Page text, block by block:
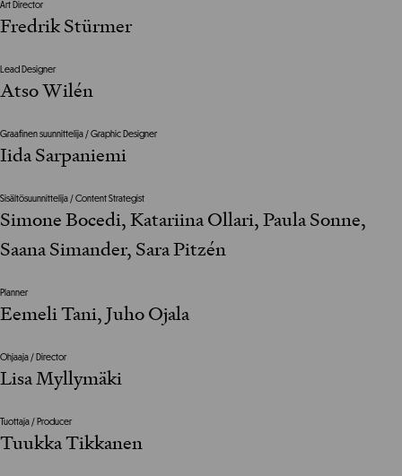
Art Director
Fredrik Stürmer
Lead Designer
Atso Wilén
Graafinen suunnittelija / Graphic Designer
Iida Sarpaniemi
Sisältösuunnittelija / Content Strategist
Simone Bocedi, Katariina Ollari, Paula Sonne,
Saana Simander, Sara Pitzén
Planner
Eemeli Tani, Juho Ojala
Ohjaaja / Director
Lisa Myllymäki
Tuottaja / Producer
Tuukka Tikkanen